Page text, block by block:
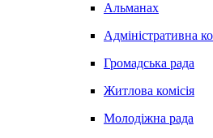
Альманах
Адміністративна
Громадська рада
Житлова комісія
Молодіжна рада